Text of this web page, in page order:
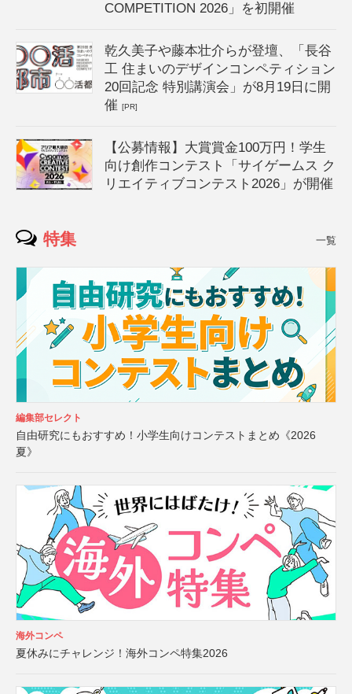
COMPETITION 2026」を初開催
乾久美子や藤本壮介らが登壇、「長谷
工 住まいのデザインコンペティション
20回記念 特別講演会」が8月19日に開
催[PR]
【公募情報】大賞賞金100万円！学生
向け創作コンテスト「サイゲームス ク
リエイティブコンテスト2026」が開催
特集 一覧
編集部セレクト
自由研究にもおすすめ！小学生向けコンテストまとめ《2026
夏》
海外コンペ
夏休みにチャレンジ！海外コンペ特集2026